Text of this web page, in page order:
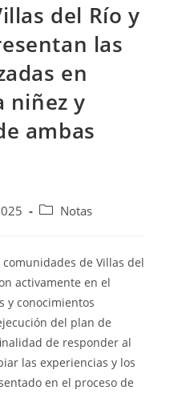
del Río y
las
en
niñez y
ambas
Notas
de Villas del
activamente en el
y conocimientos
del plan de
de responder al
las experiencias y los
en el proceso de